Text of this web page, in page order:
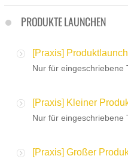
PRODUKTE LAUNCHEN
[Praxis]
Nur für eingeschriebene
[Praxis] Kleiner
Nur für eingeschriebene
[Praxis] Großer